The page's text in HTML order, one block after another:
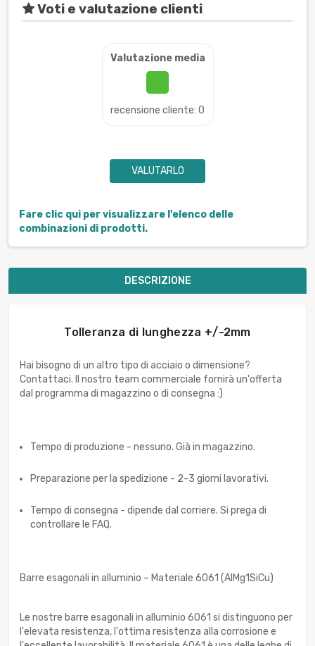
Voti e valutazione clienti
Valutazione media
recensione cliente: 0
VALUTARLO
Fare clic qui per visualizzare l'elenco delle
combinazioni di prodotti.
DESCRIZIONE
Tolleranza di lunghezza +/-2mm
Hai bisogno di un altro tipo di acciaio o dimensione?
Contattaci. Il nostro team commerciale fornirà un'offerta
dal programma di magazzino o di consegna :)
Tempo di produzione - nessuno. Già in magazzino.
Preparazione per la spedizione - 2-3 giorni lavorativi.
Tempo di consegna - dipende dal corriere. Si prega di
controllare le FAQ.
Barre esagonali in alluminio – Materiale 6061 (AlMg1SiCu)
Le nostre barre esagonali in alluminio 6061 si distinguono per
l'elevata resistenza, l'ottima resistenza alla corrosione e